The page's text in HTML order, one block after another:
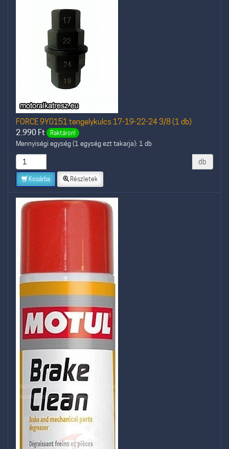
FORCE 9Y0151 tengelykulcs 17-19-22-24 3/8 (1 db)
2.990 Ft Raktáron!
Mennyiségi egység (1 egység ezt takarja): 1 db
db
Kosárba Részletek